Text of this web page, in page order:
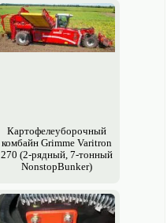
Картофеле­уборочный
комбайн Grimme Varitron
270 (2-рядный, 7-тонный
NonstopBunker)